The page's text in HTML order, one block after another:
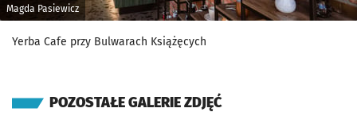
Magda Pasiewicz
Yerba Cafe przy Bulwarach Książęcych
POZOSTAŁE GALERIE ZDJĘĆ